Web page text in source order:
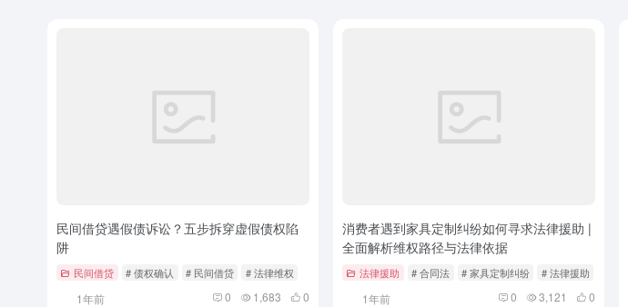
民间借贷遇假债诉讼？五步拆穿虚假债权陷
阱
民间借贷 # 债权确认 # 民间借贷 # 法律维权
1年前 0 1,683 0
消费者遇到家具定制纠纷如何寻求法律援助 |
全面解析维权路径与法律依据
法律援助 # 合同法 # 家具定制纠纷 # 法律援助
1年前 0 3,121 0